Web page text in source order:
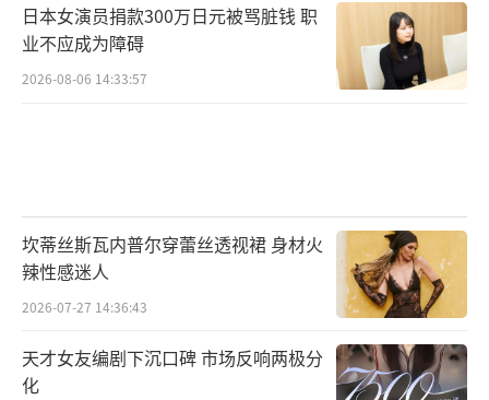
日本女演员捐款300万日元被骂脏钱 职
业不应成为障碍
2026-08-06 14:33:57
坎蒂丝斯瓦内普尔穿蕾丝透视裙 身材火
辣性感迷人
2026-07-27 14:36:43
天才女友编剧下沉口碑 市场反响两极分
化